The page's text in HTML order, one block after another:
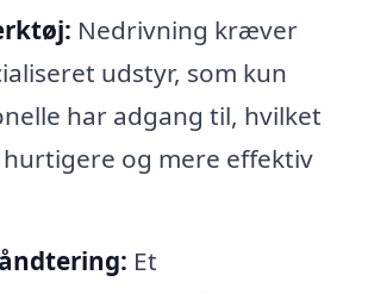
Nedrivning kræver
udstyr, som kun
har adgang til, hvilket
og mere effektiv
Et